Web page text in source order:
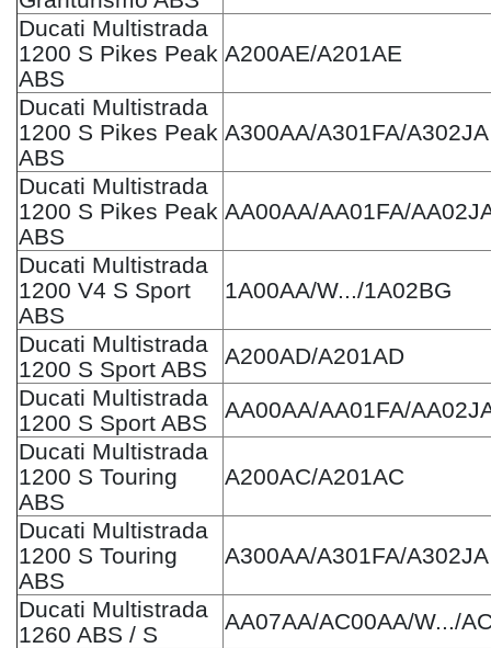
Ducati Multistrada
1200 S Pikes Peak
ABS
A200AE/A201AE
Ducati Multistrada
1200 S Pikes Peak
ABS
A300AA/A301FA/A302JA
Ducati Multistrada
1200 S Pikes Peak
ABS
AA00AA/AA01FA/
Ducati Multistrada
1200 V4 S Sport
ABS
1A00AA/W.../1A02BG
Ducati Multistrada
1200 S Sport ABS
A200AD/A201AD
Ducati Multistrada
1200 S Sport ABS
AA00AA/AA01FA/
Ducati Multistrada
1200 S Touring
ABS
A200AC/A201AC
Ducati Multistrada
1200 S Touring
ABS
A300AA/A301FA/A302JA
Ducati Multistrada
1260 ABS / S
AA07AA/AC00AA/W.../